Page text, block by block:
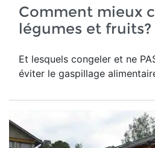
Comment mieux
légumes et fruits?
Et lesquels congeler et ne
éviter le gaspillage